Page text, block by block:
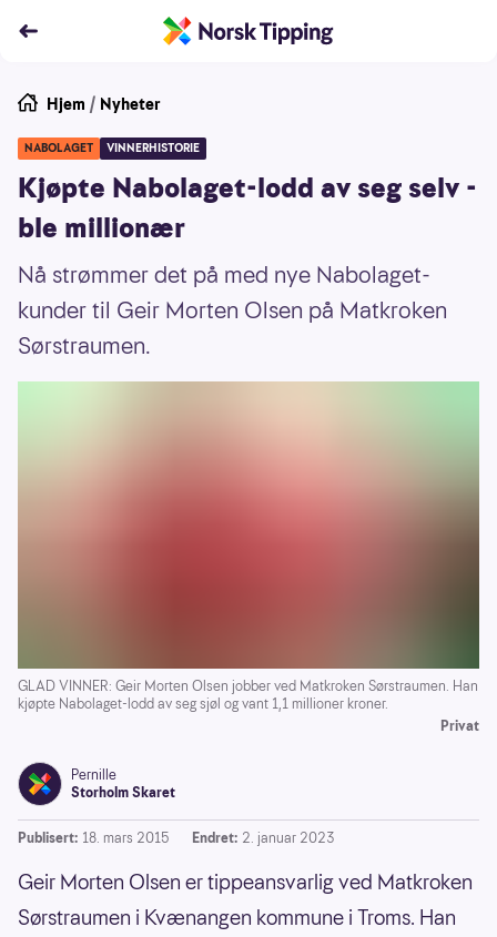
Hjem / Nyheter
NABOLAGET VINNERHISTORIE
Kjøpte Nabolaget-lodd av seg selv -
ble millionær
Nå strømmer det på med nye Nabolaget-
kunder til Geir Morten Olsen på Matkroken
Sørstraumen.
GLAD VINNER: Geir Morten Olsen jobber ved Matkroken Sørstraumen. Han
kjøpte Nabolaget-lodd av seg sjøl og vant 1,1 millioner kroner.
Privat
Pernille
Storholm Skaret
Publisert: 18. mars 2015 Endret: 2. januar 2023
Geir Morten Olsen er tippeansvarlig ved Matkroken
Sørstraumen i Kvænangen kommune i Troms. Han